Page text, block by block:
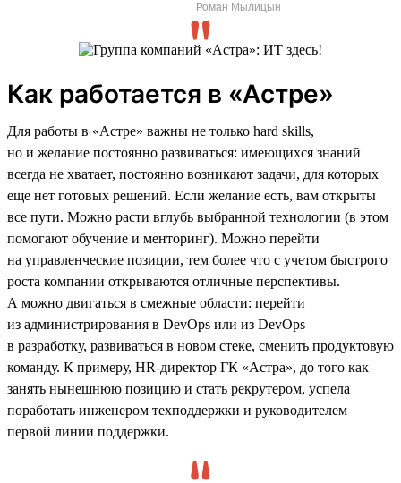
Роман Мылицын
Как работается в «Астре»
Для работы в «Астре» важны не только hard skills,
но и желание постоянно развиваться: имеющихся знаний
всегда не хватает, постоянно возникают задачи, для которых
еще нет готовых решений. Если желание есть, вам открыты
все пути. Можно расти вглубь выбранной технологии (в этом
помогают обучение и менторинг). Можно перейти
на управленческие позиции, тем более что с учетом быстрого
роста компании открываются отличные перспективы.
А можно двигаться в смежные области: перейти
из администрирования в DevOps или из DevOps —
в разработку, развиваться в новом стеке, сменить продуктовую
команду. К примеру, HR-директор ГК «Астра», до того как
занять нынешнюю позицию и стать рекрутером, успела
поработать инженером техподдержки и руководителем
первой линии поддержки.